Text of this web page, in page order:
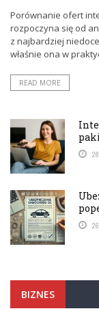
Porównanie ofert
rozpoczyna się od
z najbardziej
właśnie ona w
READ MORE
BIZNES